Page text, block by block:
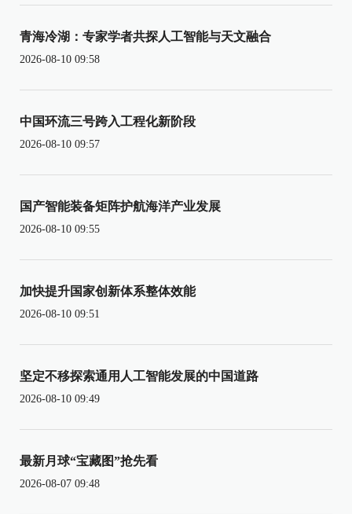
青海冷湖：专家学者共探人工智能与天文融合
2026-08-10 09:58
中国环流三号跨入工程化新阶段
2026-08-10 09:57
国产智能装备矩阵护航海洋产业发展
2026-08-10 09:55
加快提升国家创新体系整体效能
2026-08-10 09:51
坚定不移探索通用人工智能发展的中国道路
2026-08-10 09:49
最新月球“宝藏图”抢先看
2026-08-07 09:48